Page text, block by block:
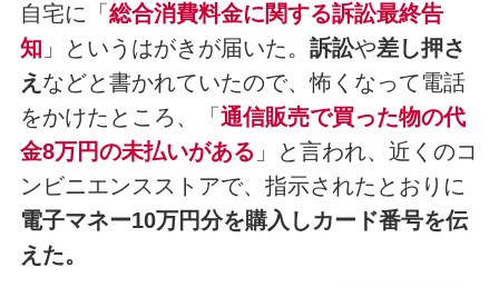
自宅に「 総合消費料金に関する訴訟最終告
知 」というはがきが届いた。 訴訟や差し押さ
え などと書かれていたので、怖くなって電話
をかけたところ、「 通信販売で買った物の代
金8万円の未払いがある 」と言われ、近くのコ
ンビニエンスストアで、指示されたとおりに
電子マネー10万円分を購入しカード番号を伝
えた。